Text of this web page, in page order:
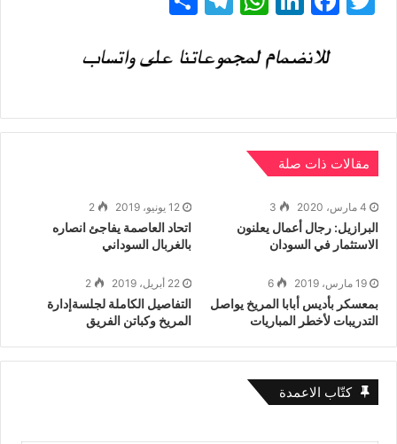
itt
c
b
o
o
k
k
dI
n
at
A
p
e
a
m
ر
مقالات ذات صلة
4 مارس، 2020 3
البرازيل: رجال أعمال يعلنون
الاستثمار في السودان
12 يونيو، 2019 2
اتحاد العاصمة يفاجئ انصاره
بالغربال السوداني
19 مارس، 2019 6
بمعسكر بأديس أبابا المريخ يواصل
التدريبات لأخطر المباريات
22 أبريل، 2019 2
التفاصيل الكاملة لجلسةإدارة
المريخ وكباتن الفريق
كتّاب الاعمدة